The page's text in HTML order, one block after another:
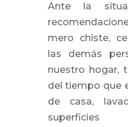
Ante la
mero chiste,
las demás
nuestro hogar,
del tiempo que
de casa,
superficies